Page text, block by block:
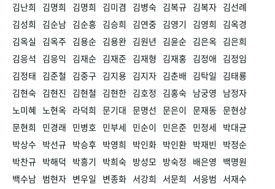
김난희
김명희 김명희 김미겸 김병숙 김복규 김복자 김선례
김성희
김순남 김순흥 김승희 김연중 김영기 김영희
김옥경
김옥실
김옥주 김용순 김용완 김원년 김윤순 김은옥 김은희
김응석
김응익 김재순 김재준 김재형 김재홍 김정애 김정임
김정태 김준철 김중구 김지용 김지자 김춘배 김탁일
김태룡
김현숙 김현진 김현철 김현한 김호정 김홍숙 남궁영
남정자
노미혜 노현옥 라덕희 문기대 문명선 문은이 문재동 문현상
문현희
민경래 민병호 민부세 민순이 민은준 민정세 박대균
박상수 박선규 박승후 박영희 박인화 박인환 박재빈
박정순
박찬규 박해덕 박흥기 박희숙 방성모 방숙정 배은영
백명원
백수남 범현자 변우일 변종화 서강희 서문희 서응범
서재수